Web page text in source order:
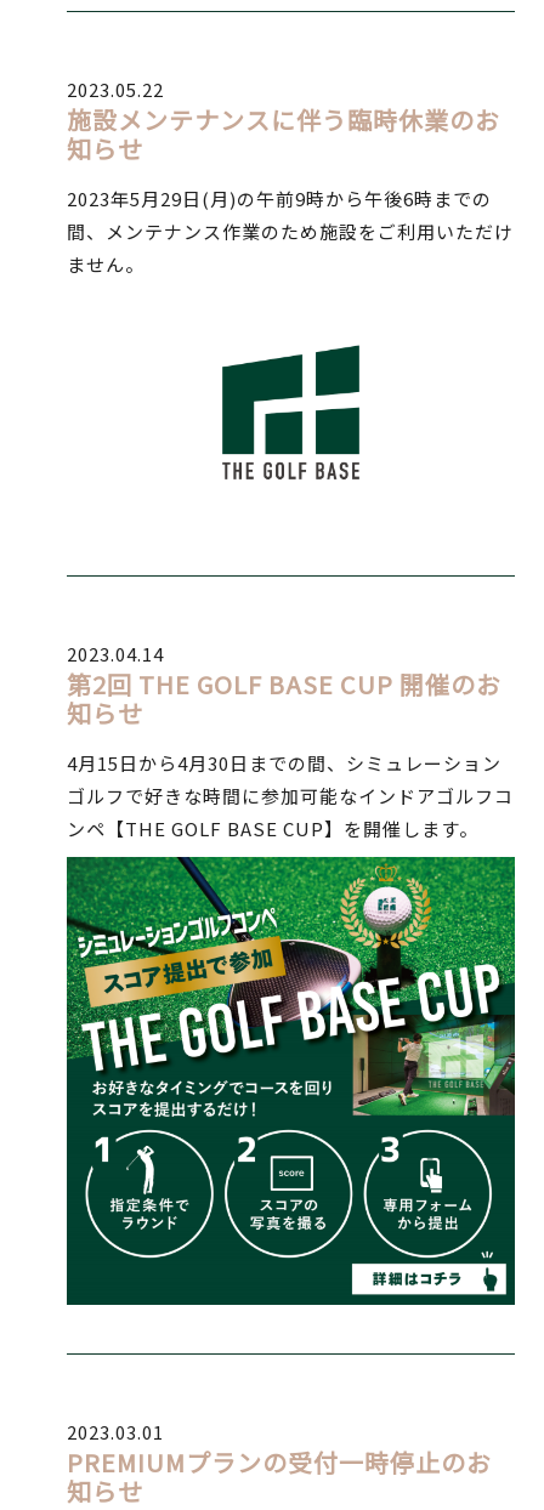
2023.05.22
施設メンテナンスに伴う臨時休業のお
知らせ
2023年5月29日(月)の午前9時から午後6時までの
間、メンテナンス作業のため施設をご利用いただけ
ません。
2023.04.14
第2回 THE GOLF BASE CUP 開催のお
知らせ
4月15日から4月30日までの間、シミュレーション
ゴルフで好きな時間に参加可能なインドアゴルフコ
ンペ【THE GOLF BASE CUP】を開催します。
2023.03.01
PREMIUMプランの受付一時停止のお
知らせ